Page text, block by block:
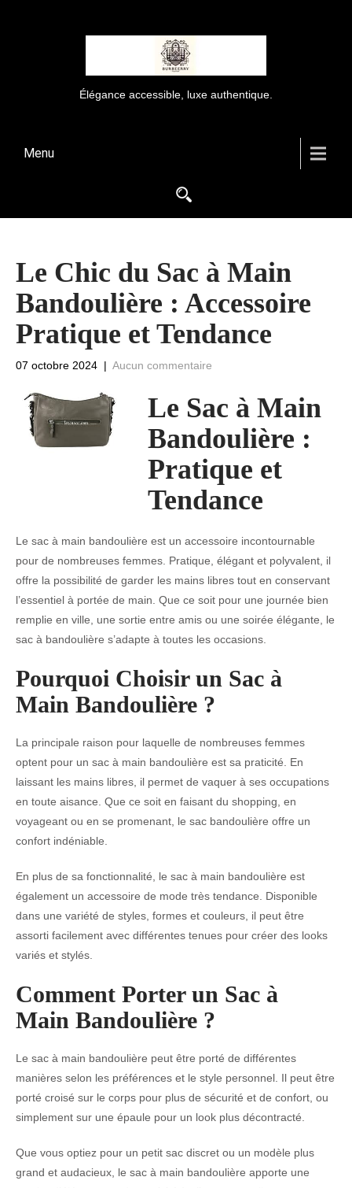
Élégance accessible, luxe authentique.
Menu
Le Chic du Sac à Main
Bandoulière : Accessoire
Pratique et Tendance
07 octobre 2024 | Aucun commentaire
Le Sac à Main
Bandoulière :
Pratique et
Tendance
Le sac à main bandoulière est un accessoire incontournable
pour de nombreuses femmes. Pratique, élégant et polyvalent, il
offre la possibilité de garder les mains libres tout en conservant
l’essentiel à portée de main. Que ce soit pour une journée bien
remplie en ville, une sortie entre amis ou une soirée élégante, le
sac à bandoulière s’adapte à toutes les occasions.
Pourquoi Choisir un Sac à
Main Bandoulière ?
La principale raison pour laquelle de nombreuses femmes
optent pour un sac à main bandoulière est sa praticité. En
laissant les mains libres, il permet de vaquer à ses occupations
en toute aisance. Que ce soit en faisant du shopping, en
voyageant ou en se promenant, le sac bandoulière offre un
confort indéniable.
En plus de sa fonctionnalité, le sac à main bandoulière est
également un accessoire de mode très tendance. Disponible
dans une variété de styles, formes et couleurs, il peut être
assorti facilement avec différentes tenues pour créer des looks
variés et stylés.
Comment Porter un Sac à
Main Bandoulière ?
Le sac à main bandoulière peut être porté de différentes
manières selon les préférences et le style personnel. Il peut être
porté croisé sur le corps pour plus de sécurité et de confort, ou
simplement sur une épaule pour un look plus décontracté.
Que vous optiez pour un petit sac discret ou un modèle plus
grand et audacieux, le sac à main bandoulière apporte une